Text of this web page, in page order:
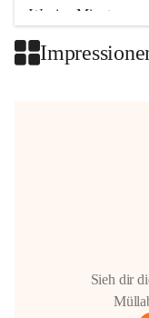
Wenige Minuten
Sieh dir